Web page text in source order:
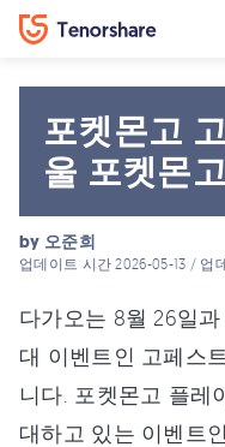
포켓몬고
울 포켓몬
by 오준희
업데이트 시간 2026-05-13 /
다가오는 8월 26일
대 이벤트인 고페스
니다. 포켓몬고 플레
대하고 있는 이벤트